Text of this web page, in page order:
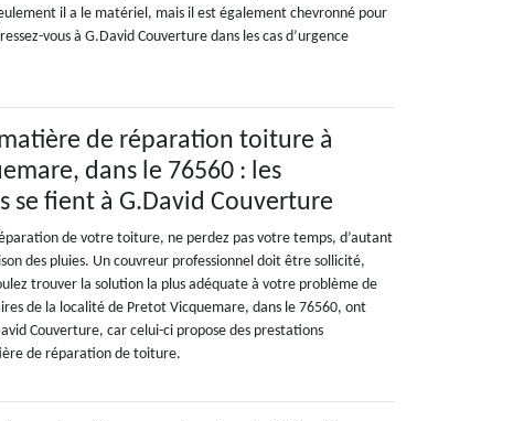
il a le matériel, mais il est également chevronné pour
vous à G.David Couverture dans les cas d’urgence
de réparation toiture à
dans le 76560 : les
se fient à G.David Couverture
de votre toiture, ne perdez pas votre temps, d’autant
des pluies. Un couvreur professionnel doit être sollicité,
trouver la solution la plus adéquate à votre problème de
de la localité de Pretot Vicquemare, dans le 76560, ont
Couverture, car celui-ci propose des prestations
de réparation de toiture.